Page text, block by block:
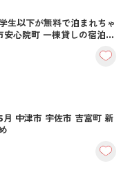
生以下が無料で泊まれちゃ
安心院町 一棟貸しの宿泊施
中津市 宇佐市 吉富町 新